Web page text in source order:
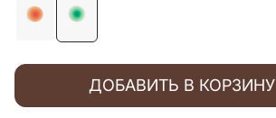
ДОБАВИТЬ В КОРЗИНУ